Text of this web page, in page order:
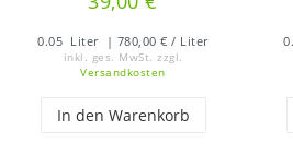
0.05 Liter | 780,00 € / Liter
inkl. ges. MwSt. zzgl.
Versandkosten
In den Warenkorb